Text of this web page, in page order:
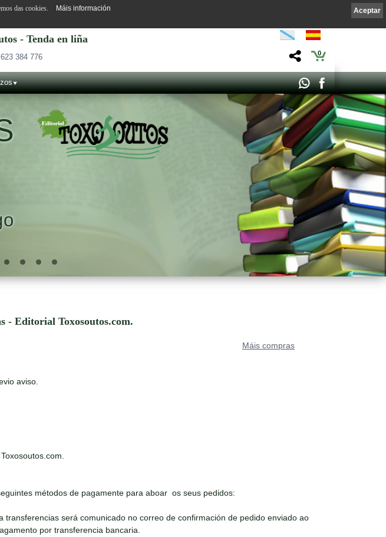
- Tenda en liña
623 384 776 0
- Editorial Toxosoutos.com.
Máis compras
aviso.
métodos de pagamente para aboar os seus pedidos:
transferencias será comunicado no correo de confirmación de pedido enviado ao
por transferencia bancaria.
Aceptar
das cookies. Máis información